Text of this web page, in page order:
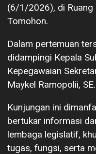
(6/1/2026), di Ruang
Tomohon.
Dalam pertemuan
didampingi Kepala
Kepegawaian
Maykel Ramopolii, SE.
Kunjungan ini
bertukar informasi
lembaga legislatif,
tugas, fungsi, serta